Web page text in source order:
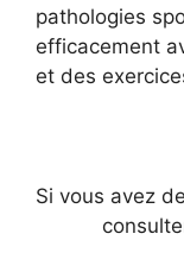
pathologies
efficacement
et des
Si vous avez